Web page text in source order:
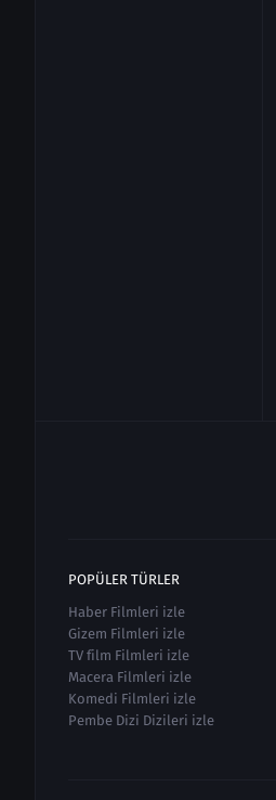
POPÜLER TÜRLER
Haber Filmleri izle
Gizem Filmleri izle
TV film Filmleri izle
Macera Filmleri izle
Komedi Filmleri izle
Pembe Dizi Dizileri izle